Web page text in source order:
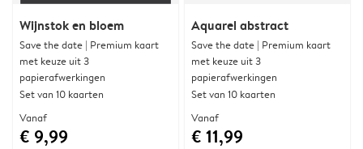
Wijnstok en bloem
Save the date | Premium kaart
met keuze uit 3
papierafwerkingen
Set van 10 kaarten
Vanaf
€ 9,99
Aquarel abstract
Save the date | Premium kaart
met keuze uit 3
papierafwerkingen
Set van 10 kaarten
Vanaf
€ 11,99